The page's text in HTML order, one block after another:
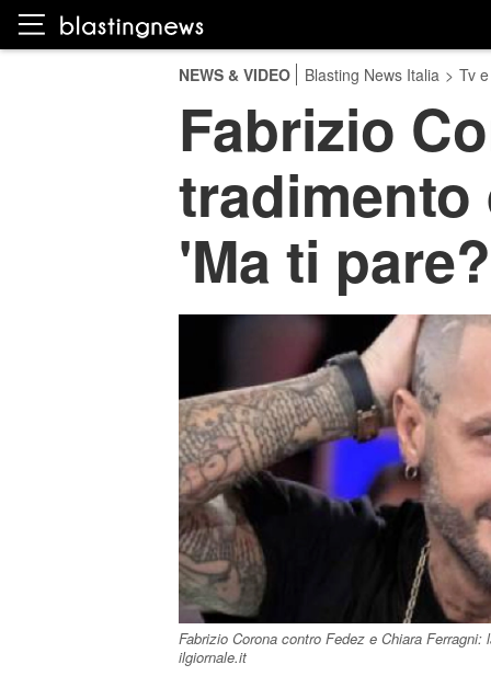
NEWS & VIDEO Blasting News Italia > Tv
Fabrizio
tradimento
'Ma ti
Fabrizio Corona contro Fedez e Chiara
ilgiornale.it